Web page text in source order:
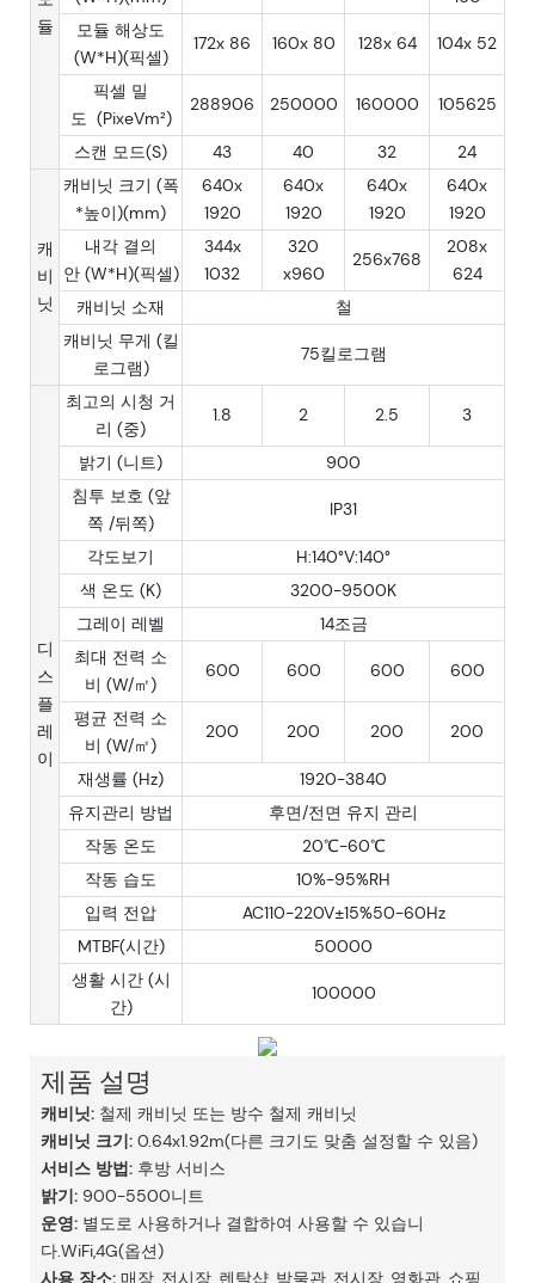
듈
모듈 해상도
(W*H)(픽셀)
172x 86 160x 80 128x 64 104x 52
픽셀 밀
도 (PixeVm²)
288906 250000 160000 105625
스캔 모드(S) 43 40 32 24
캐
비
닛
캐비닛 크기 (폭
*높이)(mm)
640x
1920
640x
1920
640x
1920
640x
1920
내각 결의
안 (W*H)(픽셀)
344x
1032
320
x960
256x768
208x
624
캐비닛 소재
철
캐비닛 무게 (킬
로그램)
75킬로그램
디
스
플
레
이
최고의 시청 거
리 (중)
1.8 2 2.5 3
밝기 (니트)
900
침투 보호 (앞
쪽 /뒤쪽)
IP31
각도보기
H:140°V:140°
색 온도 (K)
3200-9500K
그레이 레벨
14조금
최대 전력 소
비 (W/㎡)
600 600 600 600
평균 전력 소
비 (W/㎡)
200 200 200 200
재생률 (Hz)
1920-3840
유지관리 방법
후면/전면 유지 관리
작동 온도
20℃-60℃
작동 습도
10%-95%RH
입력 전압
AC110-220V±15%50-60Hz
MTBF(시간)
50000
생활 시간 (시
간)
100000
제품 설명
캐비닛: 철제 캐비닛 또는 방수 철제 캐비닛
캐비닛 크기: 0.64x1.92m(다른 크기도 맞춤 설정할 수 있음)
서비스 방법: 후방 서비스
밝기: 900-5500니트
운영: 별도로 사용하거나 결합하여 사용할 수 있습니
다.WiFi,4G(옵션)
사용 장소: 매장, 전시장, 렌탈샵, 박물관, 전시장, 영화관, 쇼핑